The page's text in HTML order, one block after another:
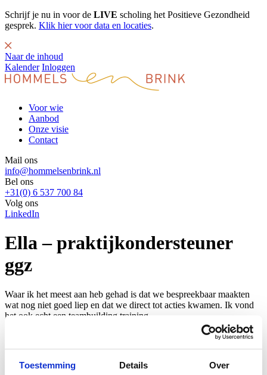
Toestemming Details Over
Schrijf je nu in voor de LIVE scholing het Positieve Gezondheid
gesprek. Klik hier voor data en locaties.
Naar de inhoud
Kalender Inloggen
Voor wie
Aanbod
Onze visie
Contact
Mail ons
info@hommelsenbrink.nl
Bel ons
+31(0) 6 537 700 84
Volg ons
LinkedIn
Ella – praktijkondersteuner
ggz
Waar ik het meest aan heb gehad is dat we bespreekbaar maakten
wat nog niet goed liep en dat we direct tot acties kwamen. Ik vond
het ook echt een teambuilding training.
Ben je benieuwd wat we voor jou kunnen betekenen? Wil je